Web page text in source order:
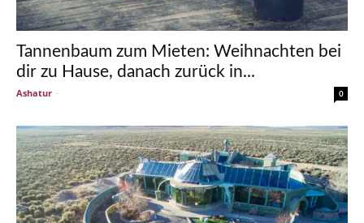
Tannenbaum zum Mieten: Weihnachten bei
dir zu Hause, danach zurück in...
Ashatur - 0